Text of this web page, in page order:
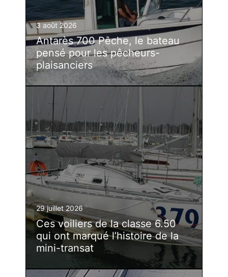
3 août 2026
Antarès 700 Pêche, le bateau
pensé pour les pêcheurs-
plaisanciers
29 juillet 2026
Ces voiliers de la classe 6.50
qui ont marqué l’histoire de la
mini-transat